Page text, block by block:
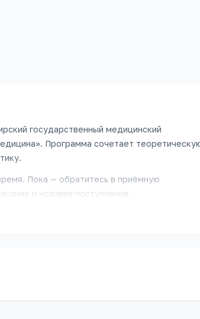
государственный медицинский
». Программа сочетает
Пока — обратитесь в приёмную
и условия поступления.